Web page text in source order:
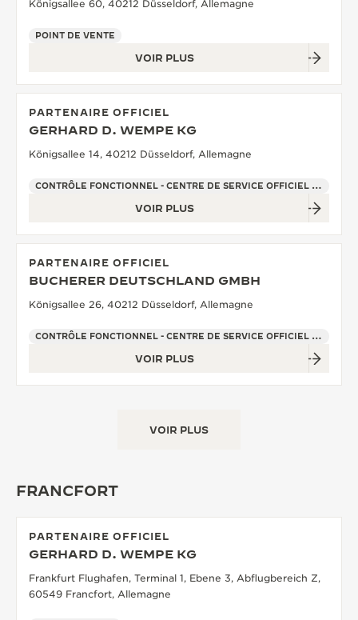
Königsallee 60, 40212 Düsseldorf, Allemagne
POINT DE VENTE
VOIR PLUS
PARTENAIRE OFFICIEL
GERHARD D. WEMPE KG
Königsallee 14, 40212 Düsseldorf, Allemagne
CONTRÔLE FONCTIONNEL - CENTRE DE SERVICE OFFICIEL - POINT DE VENTE
VOIR PLUS
PARTENAIRE OFFICIEL
BUCHERER DEUTSCHLAND GMBH
Königsallee 26, 40212 Düsseldorf, Allemagne
CONTRÔLE FONCTIONNEL - CENTRE DE SERVICE OFFICIEL - POINT DE VENTE
VOIR PLUS
VOIR PLUS
FRANCFORT
PARTENAIRE OFFICIEL
GERHARD D. WEMPE KG
Frankfurt Flughafen, Terminal 1, Ebene 3, Abflugbereich Z,
60549 Francfort, Allemagne